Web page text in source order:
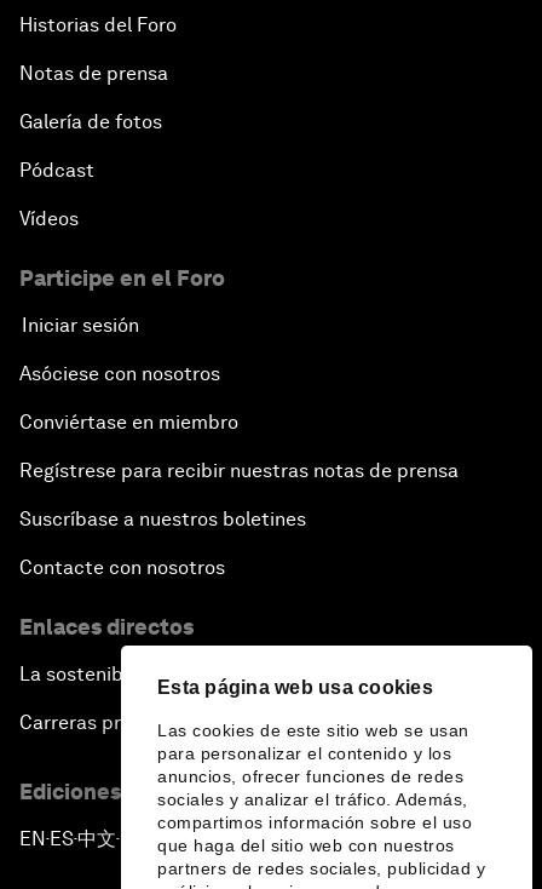
Esta página web usa cookies
Las cookies de este sitio web se usan
para personalizar el contenido y los
anuncios, ofrecer funciones de redes
sociales y analizar el tráfico. Además,
compartimos información sobre el uso
que haga del sitio web con nuestros
partners de redes sociales, publicidad y
Historias del Foro
Notas de prensa
Galería de fotos
Pódcast
Vídeos
Participe en el Foro
Iniciar sesión
Asóciese con nosotros
Conviértase en miembro
Regístrese para recibir nuestras notas de prensa
Suscríbase a nuestros boletines
Contacte con nosotros
Enlaces directos
La sostenibilidad en el Foro
Carreras profesionales
Ediciones en otros idiomas
EN ▪ES▪中文▪ 日本語